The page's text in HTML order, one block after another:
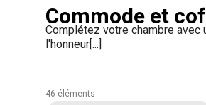
Commode et
Complétez votre chambre avec
l'honneur[...]
46 éléments